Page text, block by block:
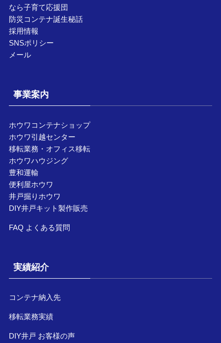
なら子育て応援団
防災コンテナ誕生秘話
採用情報
SNSポリシー
メール
事業案内
ホウワコンテナショップ
ホウワ引越センター
移転業務・オフィス移転
ホウワハウジング
豊和運輸
便利屋ホウワ
井戸掘りホウワ
DIY井戸キット製作販売
FAQ よくある質問
実績紹介
コンテナ納入先
移転業務実績
DIY井戸 お客様の声